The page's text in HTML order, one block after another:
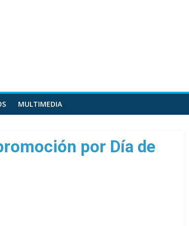
MULTIMEDIA
por Día de